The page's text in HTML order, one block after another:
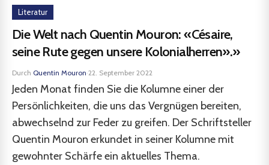
Literatur
Die Welt nach Quentin Mouron: «Césaire,
seine Rute gegen unsere Kolonialherren».»
Durch Quentin Mouron·22. September 2022
Jeden Monat finden Sie die Kolumne einer der
Persönlichkeiten, die uns das Vergnügen bereiten,
abwechselnd zur Feder zu greifen. Der Schriftsteller
Quentin Mouron erkundet in seiner Kolumne mit
gewohnter Schärfe ein aktuelles Thema.